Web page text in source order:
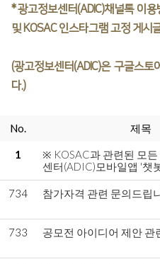
* 광고정보센터(ADIC)채널톡 이
및 KOSAC 인스타그램 고정 게시
(광고정보센터(ADIC)은 구글스
다.)
No. 제목
1
※ KOSAC과 관련된 모든
센터(ADIC)모바일앱 '챗
734 참가자격 관련 문의드립
733 공모전 아이디어 제안 관